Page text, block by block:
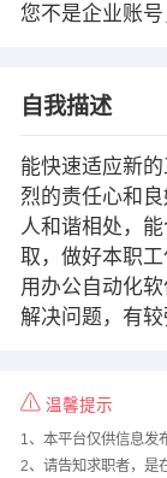
您不是企业账
自我描述
能快速适应新
烈的责任心和
人和谐相处，
取，做好本职
用办公自动化
解决问题，有较
温馨提示
1、本平台仅供信息发
2、请告知求职者，是